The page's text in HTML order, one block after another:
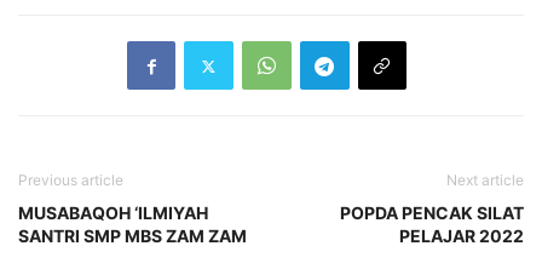
Previous article
MUSABAQOH ‘ILMIYAH
SANTRI SMP MBS ZAM ZAM
Next article
POPDA PENCAK SILAT
PELAJAR 2022